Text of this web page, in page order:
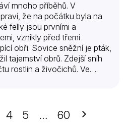
mnoho příběhů. V
že na počátku byla na
felly jsou prvními a
vznikly před třemi
obři. Sovice sněžní je pták,
tajemství obrů. Zdejší sníh
rostlin a živočichů. Ve
což bylo dříve
noci působí magicky. V
4 5 … 60 Další